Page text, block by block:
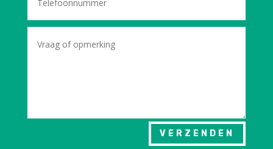
VERZENDEN